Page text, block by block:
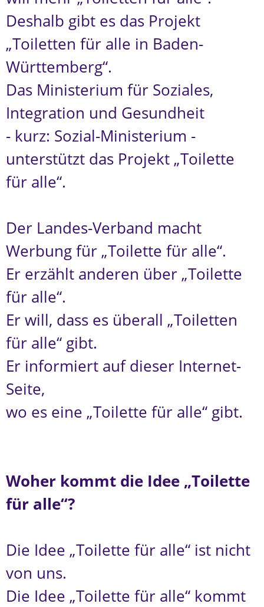
Deshalb gibt es das Projekt
„Toiletten für alle in Baden-
Württemberg“.
Das Ministerium für Soziales,
Integration und Gesundheit
- kurz: Sozial-Ministerium -
unterstützt das Projekt „Toilette
für alle“.
Der Landes-Verband macht
Werbung für „Toilette für alle“.
Er erzählt anderen über „Toilette
für alle“.
Er will, dass es überall „Toiletten
für alle“ gibt.
Er informiert auf dieser Internet-
Seite,
wo es eine „Toilette für alle“ gibt.
Woher kommt die Idee „Toilette
für alle“?
Die Idee „Toilette für alle“ ist nicht
von uns.
Die Idee „Toilette für alle“ kommt